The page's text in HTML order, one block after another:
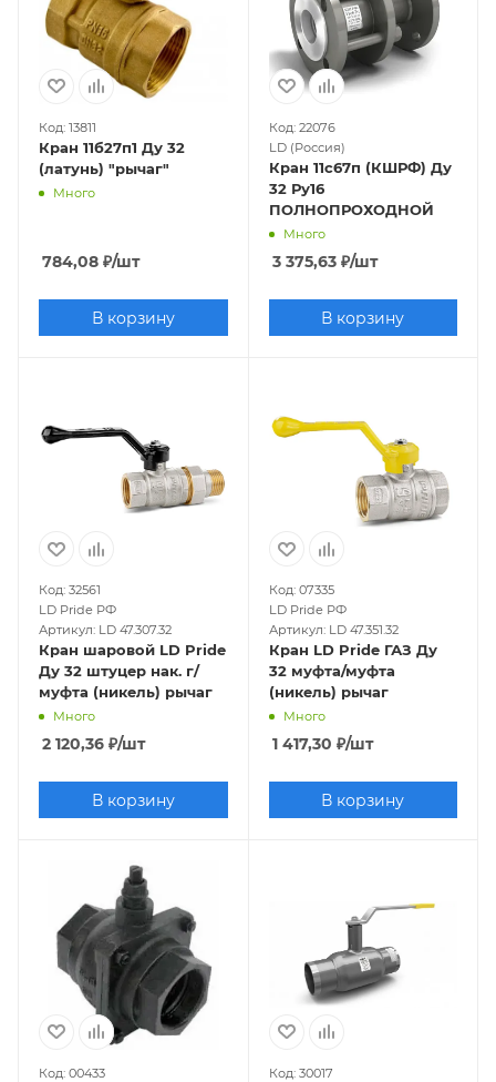
Код: 13811
Кран 11б27п1 Ду 32
(латунь) "рычаг"
Много
784,08 ₽/шт
В корзину
Код: 22076
LD (Россия)
Кран 11с67п (КШРФ) Ду
32 Ру16
ПОЛНОПРОХОДНОЙ
Много
3 375,63₽/шт
В корзину
Код: 32561
LD Pride РФ
Артикул: LD 47.307.32
Кран шаровой LD Pride
Ду 32 штуцер нак. г/
муфта (никель) рычаг
Много
2 120,36 ₽/шт
В корзину
Код: 07335
LD Pride РФ
Артикул: LD 47.351.32
Кран LD Pride ГАЗ Ду
32 муфта/муфта
(никель) рычаг
Много
1 417,30 ₽/шт
В корзину
Код: 00433
Код: 30017